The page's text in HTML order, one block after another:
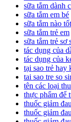
sữa tắm dành
sữa tắm em bé
sữa tắm nào
sữa tắm trẻ em
sữa tắm trẻ sơ
tác dụng của
tác dụng của
tại sao trẻ hay
tai sao tre so
tên các loại
thực phẩm để
thuốc giảm
thuốc giảm